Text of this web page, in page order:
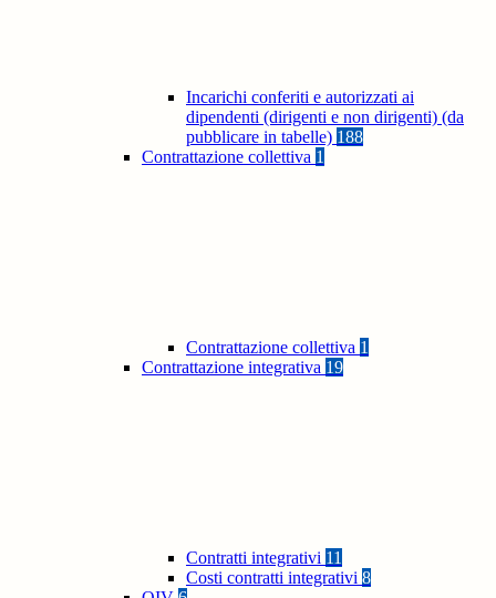
Incarichi conferiti e autorizzati ai
dipendenti (dirigenti e non dirigenti) (da
pubblicare in tabelle) 188
Contrattazione collettiva 1
Contrattazione collettiva 1
Contrattazione integrativa 19
Contratti integrativi 11
Costi contratti integrativi 8